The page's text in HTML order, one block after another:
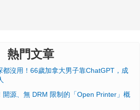
熱門文章
都沒用！66歲加拿大男子靠ChatGPT，成
開源、無 DRM 限制的「Open Printer」概